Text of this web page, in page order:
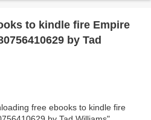
to kindle fire Empire
by Tad